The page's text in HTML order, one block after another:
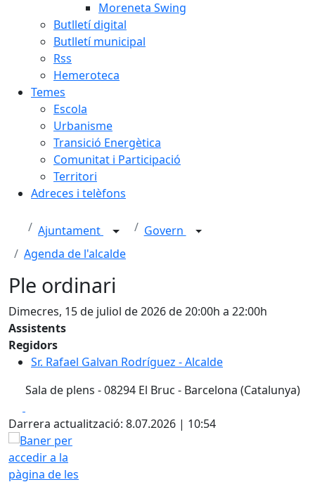
Moreneta Swing
Butlletí digital
Butlletí municipal
Rss
Hemeroteca
Temes
Escola
Urbanisme
Transició Energètica
Comunitat i Participació
Territori
Adreces i telèfons
Ajuntament
Govern
Agenda de l'alcalde
Ple ordinari
Dimecres, 15 de juliol de 2026 de 20:00h a 22:00h
Assistents
Regidors
Sr. Rafael Galvan Rodríguez - Alcalde
Sala de plens - 08294 El Bruc - Barcelona (Catalunya)
Darrera actualització: 8.07.2026 | 10:54